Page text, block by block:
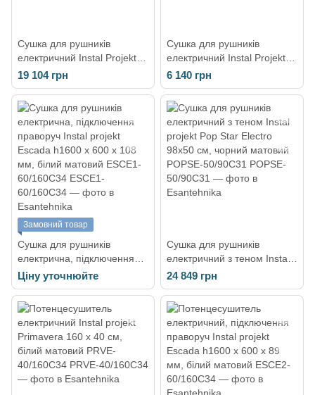
Сушка для рушників
електричний Instal Projekt
Stick Electro 50/110
(500*1216мм) хром + Hots-
03C2 STI-50/110C01+HOTS-
03C2
19 104 грн
Сушка для рушників
електричний Instal Projekt
Primavera Electro PRVE-
40/110C34 (білий)
6 140 грн
Замовний товар
Сушка для рушників
електрична, підключення
праворуч Instal projekt
Escada h1600 х 600 х 108
мм, білий матовий ESCE1-
60/160C34
Ціну уточнюйте
Сушка для рушників
електричний з теном Instal
projekt Pop Star Electro
98х50 см, чорний матовий
POPSE-50/90C31
24 849 грн